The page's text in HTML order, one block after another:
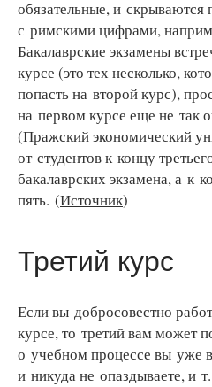
обязательные, и скрываются
с римскими цифрами,
Бакалаврские экзамены
курсе (это тех несколько,
попасть на второй курс),
на первом курсе еще не
(Пражский экономический
от студентов к концу
бакалаврских экзамена, а к
пять. (Источник)
Третий курс
Если вы добросовестно
курсе, то третий вам может
о учебном процессе вы уже
и никуда не опаздываете, и